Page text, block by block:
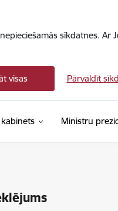
sīkdatnes.
visas Pārvaldīt
Ministru